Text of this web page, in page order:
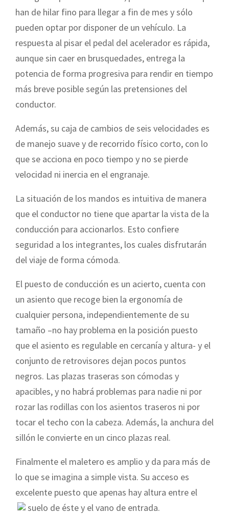
han de hilar fino para llegar a fin de mes y sólo
pueden optar por disponer de un vehículo. La
respuesta al pisar el pedal del acelerador es rápida,
aunque sin caer en brusquedades, entrega la
potencia de forma progresiva para rendir en tiempo
más breve posible según las pretensiones del
conductor.
Además, su caja de cambios de seis velocidades es
de manejo suave y de recorrido físico corto, con lo
que se acciona en poco tiempo y no se pierde
velocidad ni inercia en el engranaje.
La situación de los mandos es intuitiva de manera
que el conductor no tiene que apartar la vista de la
conducción para accionarlos. Esto confiere
seguridad a los integrantes, los cuales disfrutarán
del viaje de forma cómoda.
El puesto de conducción es un acierto, cuenta con
un asiento que recoge bien la ergonomía de
cualquier persona, independientemente de su
tamaño –no hay problema en la posición puesto
que el asiento es regulable en cercanía y altura- y el
conjunto de retrovisores dejan pocos puntos
negros. Las plazas traseras son cómodas y
apacibles, y no habrá problemas para nadie ni por
rozar las rodillas con los asientos traseros ni por
tocar el techo con la cabeza. Además, la anchura del
sillón le convierte en un cinco plazas real.
Finalmente el maletero es amplio y da para más de
lo que se imagina a simple vista. Su acceso es
excelente puesto que apenas hay altura entre el
suelo de éste y el vano de entrada.